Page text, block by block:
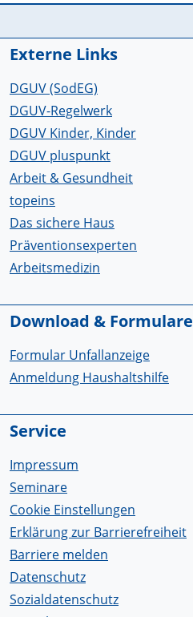
Service Informationen
Externe Links
DGUV (SodEG)
DGUV-Regelwerk
DGUV Kinder, Kinder
DGUV pluspunkt
Arbeit & Gesundheit
topeins
Das sichere Haus
Präventionsexperten
Arbeitsmedizin
Download & Formulare
Formular Unfallanzeige
Anmeldung Haushaltshilfe
Service
Impressum
Seminare
Cookie Einstellungen
Erklärung zur Barrierefreiheit
Barriere melden
Datenschutz
Sozialdatenschutz